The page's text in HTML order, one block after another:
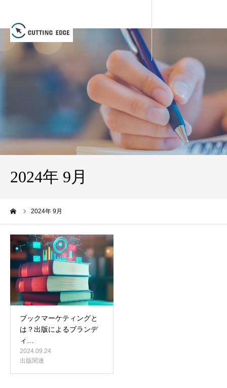
2024年 9月
2024年 9月
ブックマーケティングと
は？出版によるブランデ
ィ…
2024.09.24
出版関連